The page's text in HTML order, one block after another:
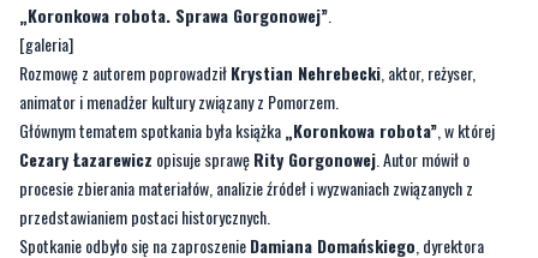
animator i menadżer kultury związany z Pomorzem.
Głównym tematem spotkania była książka
Cezary Łazarewiczopisuje sprawęRity Gorgonowej. Autor mówił o
procesie zbierania materiałów, analizie źródeł i wyzwaniach związanych z
przedstawianiem postaci historycznych.
Spotkanie odbyło się na zaproszenieDamiana Domańskiego, dyrektora
tczewskiej biblioteki. Przed wydarzeniemCezary Łazarewiczodwiedził Stare
Miasto wTczewie,Klubokawiarnię Jasna
Club Paris, rodzinny domGrzegorza Ciechowskiego.